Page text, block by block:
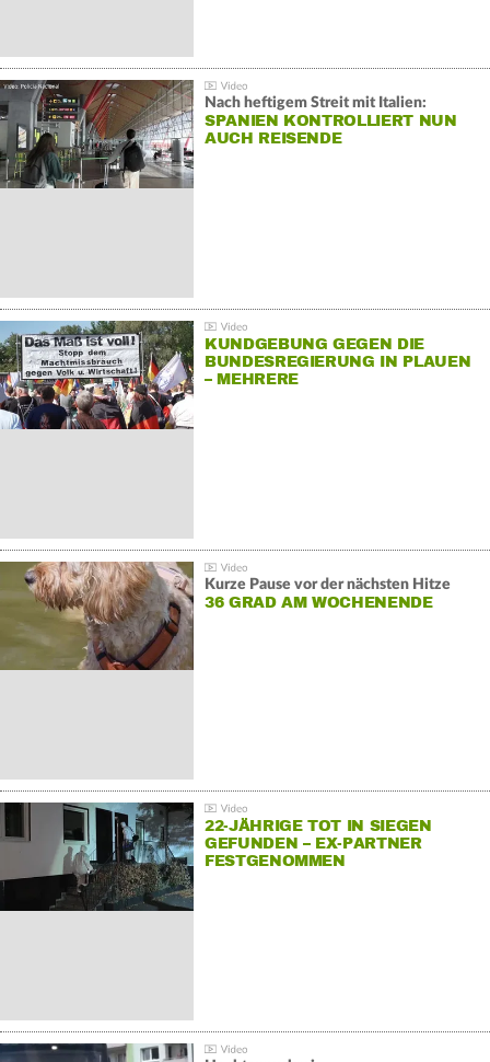
Nach heftigem Streit mit Italien:
SPANIEN KONTROLLIERT NUN
AUCH REISENDE
KUNDGEBUNG GEGEN DIE
BUNDESREGIERUNG IN PLAUEN
– MEHRERE
Kurze Pause vor der nächsten Hitze
36 GRAD AM WOCHENENDE
22-JÄHRIGE TOT IN SIEGEN
GEFUNDEN – EX-PARTNER
FESTGENOMMEN